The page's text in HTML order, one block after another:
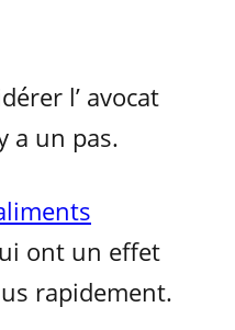
l’ avocat
a un pas.
ont un effet
rapidement.